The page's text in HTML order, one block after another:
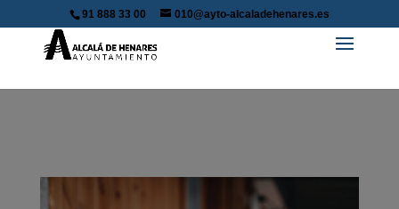
91 888 33 00 010@ayto-alcaladehenares.es